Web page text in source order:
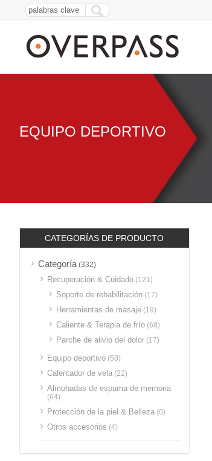
EQUIPO DEPORTIVO
CATEGORÍAS DE PRODUCTO
Categoría(332)
Recuperación & Cuidado (121)
Soporte de rehabilitación (17)
Herramientas de masaje (19)
Caliente & Terapia de frío (68)
Parche de alivio del dolor (17)
Equipo deportivo (58)
Calentador de vela (22)
Almohadas de espuma de memoria
(64)
Protección de la piel & Belleza (0)
Otros accesorios (4)